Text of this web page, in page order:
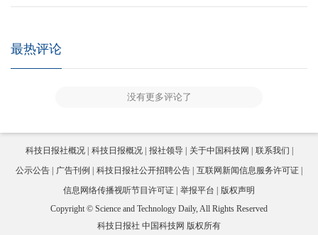
最热评论
没有更多评论了
科技日报社概况 科技日报概况 报社领导 关于中国科技网
联系我们
公示公告
广告刊例 科技日报社公开招聘公告
互联网新闻信息服务许可证
信息网络传播视听节目许可证
举报平台
版权声明
Copyright © Science and Technology Daily, All Rights Reserved
科技日报社 中国科技网 版权所有